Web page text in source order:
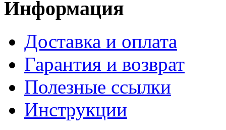
Информация
Доставка и оплата
Гарантия и возврат
Полезные ссылки
Инструкции